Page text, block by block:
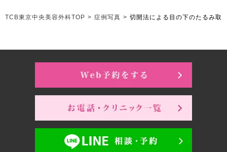
TCB東京中央美容外科TOP > 症例写真 > 切開法による目の下のたるみ取